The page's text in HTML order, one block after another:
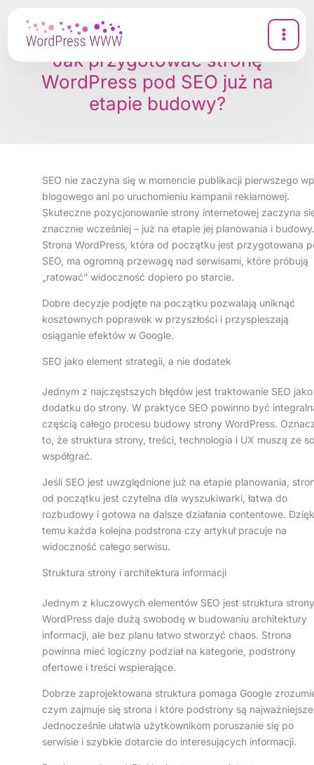
Jak przygotować stronę
WordPress pod SEO już na
etapie budowy?
SEO nie zaczyna się w momencie publikacji pierwszego
blogowego ani po uruchomieniu kampanii reklamowej.
Skuteczne pozycjonowanie strony internetowej zaczyna
znacznie wcześniej – już na etapie jej planowania i budowy.
Strona WordPress, która od początku jest przygotowana
SEO, ma ogromną przewagę nad serwisami, które próbują
„ratować” widoczność dopiero po starcie.
Dobre decyzje podjęte na początku pozwalają uniknąć
kosztownych poprawek w przyszłości i przyspieszają
osiąganie efektów w Google.
SEO jako element strategii, a nie dodatek
Jednym z najczęstszych błędów jest traktowanie SEO jako
dodatku do strony. W praktyce SEO powinno być
częścią całego procesu budowy strony WordPress.
to, że struktura strony, treści, technologia i UX muszą ze
współgrać.
Jeśli SEO jest uwzględnione już na etapie planowania,
od początku jest czytelna dla wyszukiwarki, łatwa do
rozbudowy i gotowa na dalsze działania contentowe.
temu każda kolejna podstrona czy artykuł pracuje na
widoczność całego serwisu.
Struktura strony i architektura informacji
Jednym z kluczowych elementów SEO jest struktura
WordPress daje dużą swobodę w budowaniu architektury
informacji, ale bez planu łatwo stworzyć chaos. Strona
powinna mieć logiczny podział na kategorie, podstrony
ofertowe i treści wspierające.
Dobrze zaprojektowana struktura pomaga Google
czym zajmuje się strona i które podstrony są
Jednocześnie ułatwia użytkownikom poruszanie się po
serwisie i szybkie dotarcie do interesujących informacji.